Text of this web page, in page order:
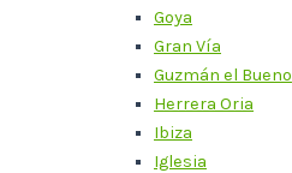
Goya
Gran Vía
Guzmán el Bueno
Herrera Oria
Ibiza
Iglesia